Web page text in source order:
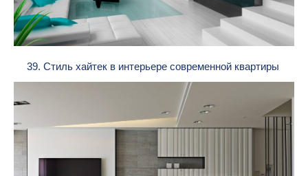
39. Стиль хайтек в интерьере современной квартиры